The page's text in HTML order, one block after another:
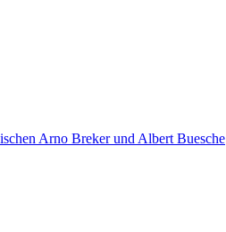
Arno Breker und Albert Buesche